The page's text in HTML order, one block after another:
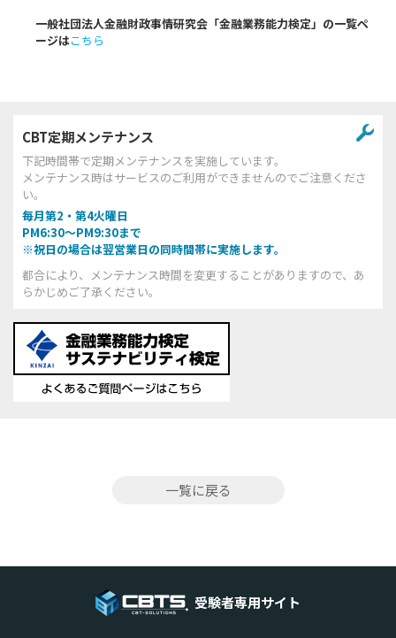
一般社団法人金融財政事情研究会「金融業務能力検定」の一覧ペ
ージはこちら
CBT定期メンテナンス
下記時間帯で定期メンテナンスを実施しています。
メンテナンス時はサービスのご利用ができませんのでご注意くださ
い。
毎月第2・第4火曜日
PM6:30～PM9:30まで
※祝日の場合は翌営業日の同時間帯に実施します。
都合により、メンテナンス時間を変更することがありますので、あ
らかじめご了承ください。
一覧に戻る
受験者専用サイト